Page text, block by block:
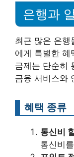
은행과
최근 많은 은행
에게 특별한 혜
금제는 단순히
금융 서비스와
혜택 종류
통신비
통신비